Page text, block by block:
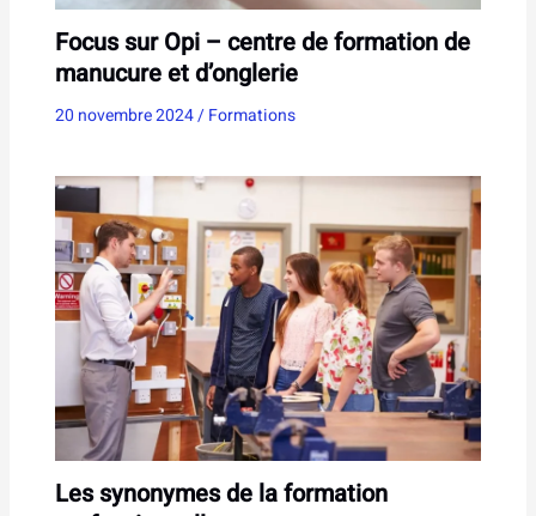
Focus sur Opi – centre de formation de
manucure et d’onglerie
20 novembre 2024/Formations
Les synonymes de la formation